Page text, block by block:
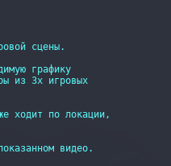
сцены.
графику
из 3х игровых
ходит по локации,
видео.